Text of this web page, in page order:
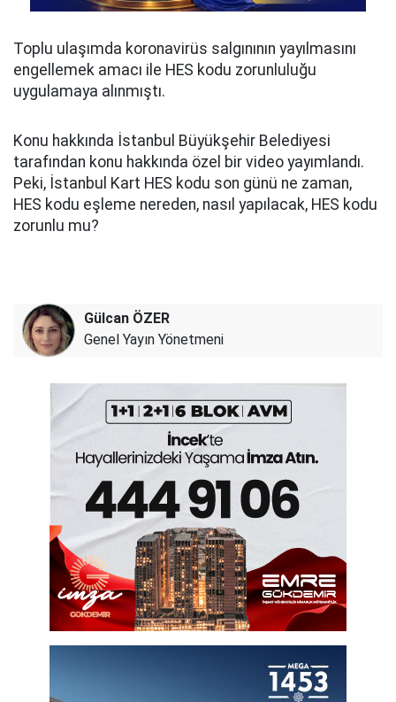
Toplu ulaşımda koronavirüs salgınının yayılmasını
engellemek amacı ile HES kodu zorunluluğu
uygulamaya alınmıştı.
Konu hakkında İstanbul Büyükşehir Belediyesi
tarafından konu hakkında özel bir video yayımlandı.
Peki, İstanbul Kart HES kodu son günü ne zaman,
HES kodu eşleme nereden, nasıl yapılacak, HES kodu
zorunlu mu?
Gülcan ÖZER
Genel Yayın Yönetmeni